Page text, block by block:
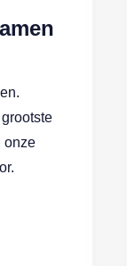
onze